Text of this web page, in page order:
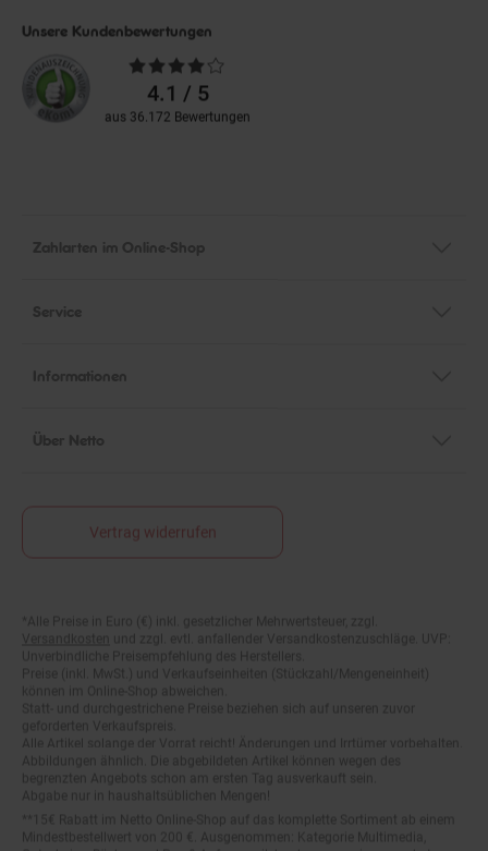
Unsere Kundenbewertungen
Durchschnittliche
Bewertungen4.1 / 5
aus 36.172 Bewertungen
Fußnoten
Versandkosten
und zzgl. evtl. anfallender Versandkostenzuschläge. UVP:
Unverbindliche Preisempfehlung des Herstellers.
Preise (inkl. MwSt.) und Verkaufseinheiten (Stückzahl/Mengeneinheit)
können im Online-Shop abweichen.
Statt- und durchgestrichene Preise beziehen sich auf unseren zuvor
geforderten Verkaufspreis.
Alle Artikel solange der Vorrat reicht! Änderungen und Irrtümer vorbehalten.
Abbildungen ähnlich. Die abgebildeten Artikel können wegen des
begrenzten Angebots schon am ersten Tag ausverkauft sein.
Abgabe nur in haushaltsüblichen Mengen!
Mindestbestellwert von 200 €. Ausgenommen: Kategorie Multimedia,
Gutscheine, Bücher und Pre- & Anfangsmilchnahrung sowie gesondert